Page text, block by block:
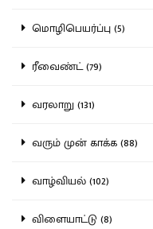
மொழிபெயர்ப்பு (5)
ரீவைண்ட் (79)
வரலாறு (131)
வரும் முன் காக்க (88)
வாழ்வியல் (102)
விளையாட்டு (8)